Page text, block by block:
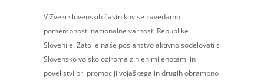
V Zvezi slovenskih častnikov se zavedamo
pomembnosti nacionalne varnosti Republike
Slovenije. Zato je naše poslanstvo aktivno sodelovati s
Slovensko vojsko oziroma z njenimi enotami in
poveljstvi pri promociji vojaškega in drugih obrambno